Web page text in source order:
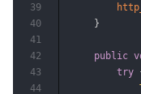
}
public
try
39
40
41
42
43
44